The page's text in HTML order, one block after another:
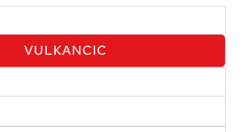
VULKANCIC